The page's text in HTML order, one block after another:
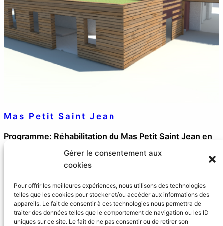
Gérer le consentement aux
cookies
Pour offrir les meilleures expériences, nous utilisons des technologies
telles que les cookies pour stocker et/ou accéder aux informations des
appareils. Le fait de consentir à ces technologies nous permettra de
traiter des données telles que le comportement de navigation ou les ID
uniques sur ce site. Le fait de ne pas consentir ou de retirer son
Mas Petit Saint Jean
Programme: Réhabilitation du Mas Petit Saint Jean en
logements saisonniers avec local d’activité dédié à
l’activité viticole sur site. Missions effectuées: Relevé
SDP Le Mas Petit Saint Jean est situé dans la zone
Natura 2000 de la Petite Camargue. Cette région est
réputée pour sa biodiversité exceptionnelle,…